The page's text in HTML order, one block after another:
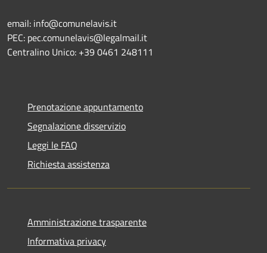
email: info@comunelavis.it
PEC: pec.comunelavis@legalmail.it
Centralino Unico: +39 0461 248111
Prenotazione appuntamento
Segnalazione disservizio
Leggi le FAQ
Richiesta assistenza
Amministrazione trasparente
Informativa privacy